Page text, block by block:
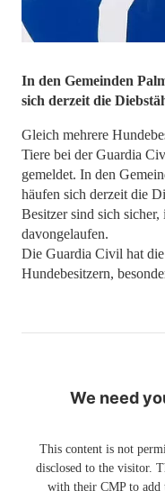
In den Gemeinden
sich derzeit die
Gleich mehrere
Tiere bei der Guardia
gemeldet. In den
häufen sich derzeit die
Besitzer sind sich
davongelaufen.
Die Guardia Civil hat
Hundebesitzern,
We need
This content is not
disclosed to the visitor.
with their CMP to add